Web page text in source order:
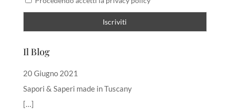
Il Blog
20 Giugno 2021
Sapori & Saperi made in Tuscany
[…]